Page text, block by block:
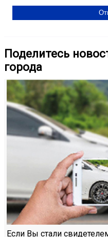
Поделитесь
города
Если Вы стали